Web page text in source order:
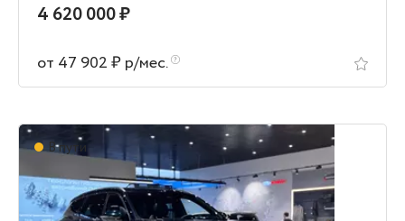
4 620 000 ₽
от 47 902 ₽ р/мес.
В пути